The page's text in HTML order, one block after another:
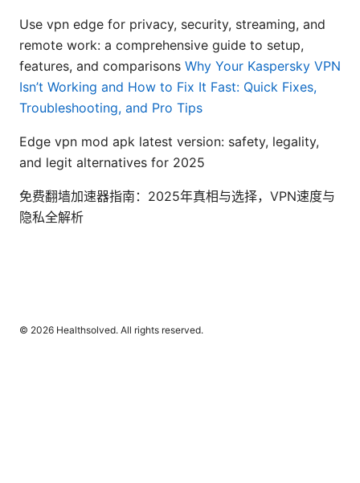
Use vpn edge for privacy, security, streaming, and
remote work: a comprehensive guide to setup,
features, and comparisons Why Your Kaspersky VPN
Isn’t Working and How to Fix It Fast: Quick Fixes,
Troubleshooting, and Pro Tips
Edge vpn mod apk latest version: safety, legality,
and legit alternatives for 2025
免费翻墙加速器指南：2025年真相与选择，VPN速度与
隐私全解析
© 2026 Healthsolved. All rights reserved.